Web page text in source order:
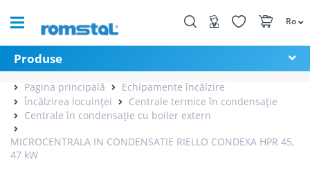
Ro
Produse
Pagina principală
Echipamente încălzire
Încălzirea locuinței
Centrale termice în condensație
Centrale în condensație cu boiler extern
MICROCENTRALA IN CONDENSATIE RIELLO CONDEXA HPR 45,
47 kW